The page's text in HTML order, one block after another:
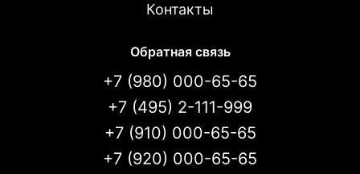
Контакты
Обратная связь
+7 (980) 000-65-65
+7 (495) 2-111-999
+7 (910) 000-65-65
+7 (920) 000-65-65